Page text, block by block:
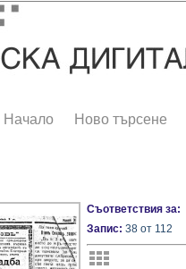
Начало Ново търсене
Съответствия за:
Запис: 38 от 112